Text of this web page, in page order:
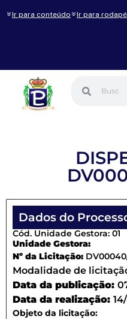
Ir para conteúdo Ir para rodapé
Dados do
Cód. Unidade Gestora: 01
Unidade Gestora:
Nº da Licitação:
Modalidade de
Data da publicação:
Data da realização:
Objeto da licitação: